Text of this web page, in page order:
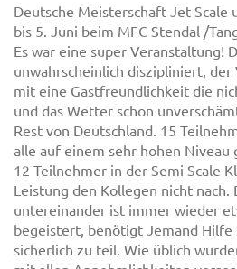
Deutsche Meisterschaft Jet Scale
bis 5. Juni beim MFC Stendal /
Es war eine super Veranstaltung!
unwahrscheinlich diszipliniert,
mit eine Gastfreundlichkeit die
und das Wetter schon
Rest von Deutschland. 15
alle auf einem sehr hohen Niveau
12 Teilnehmer in der Semi Scale
Leistung den Kollegen nicht nach.
untereinander ist immer wieder
begeistert, benötigt Jemand Hilfe
sicherlich zu teil. Wie üblich